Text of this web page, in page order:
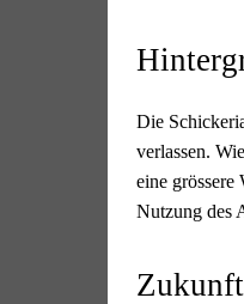
Die
verlassen.
eine
Nutzung des